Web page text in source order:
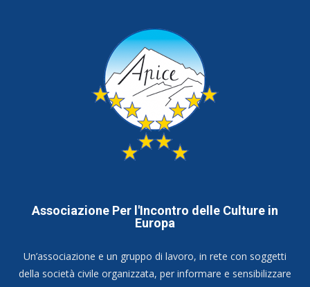
Associazione Per l'Incontro delle Culture in
Europa
Un’associazione e un gruppo di lavoro, in rete con soggetti
della società civile organizzata, per informare e sensibilizzare